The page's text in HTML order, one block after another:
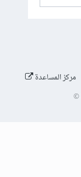
مركز المساعدة
©